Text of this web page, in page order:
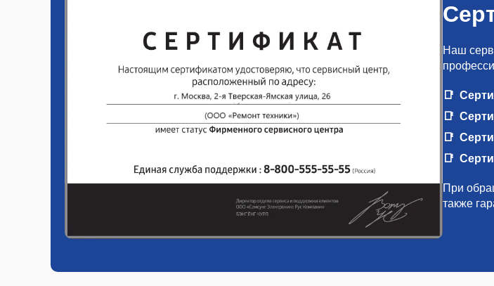
Наш
При
также